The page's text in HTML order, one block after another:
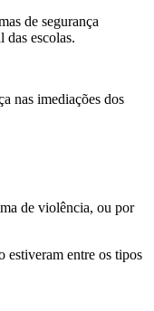
de segurança
das escolas.
nas imediações dos
de violência, ou por
estiveram entre os tipos